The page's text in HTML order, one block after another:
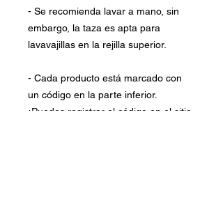
- Se recomienda lavar a mano, sin
embargo, la taza es apta para
lavavajillas en la rejilla superior.
- Cada producto está marcado con
un código en la parte inferior.
¡Puedes registrar el código en el sitio